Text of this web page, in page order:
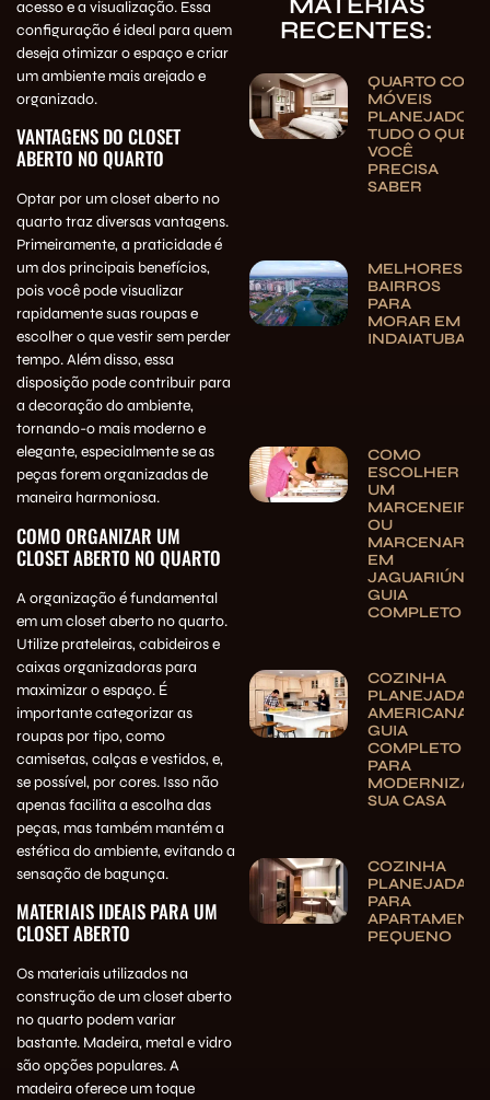
acesso e a visualização. Essa
configuração é ideal para quem
deseja otimizar o espaço e criar
um ambiente mais arejado e
organizado.
VANTAGENS DO CLOSET
ABERTO NO QUARTO
Optar por um closet aberto no
quarto traz diversas vantagens.
Primeiramente, a praticidade é
um dos principais benefícios,
pois você pode visualizar
rapidamente suas roupas e
escolher o que vestir sem perder
tempo. Além disso, essa
disposição pode contribuir para
a decoração do ambiente,
tornando-o mais moderno e
elegante, especialmente se as
peças forem organizadas de
maneira harmoniosa.
COMO ORGANIZAR UM
CLOSET ABERTO NO QUARTO
A organização é fundamental
em um closet aberto no quarto.
Utilize prateleiras, cabideiros e
caixas organizadoras para
maximizar o espaço. É
importante categorizar as
roupas por tipo, como
camisetas, calças e vestidos, e,
se possível, por cores. Isso não
apenas facilita a escolha das
peças, mas também mantém a
estética do ambiente, evitando a
sensação de bagunça.
MATERIAIS IDEAIS PARA UM
CLOSET ABERTO
Os materiais utilizados na
construção de um closet aberto
no quarto podem variar
bastante. Madeira, metal e vidro
são opções populares. A
madeira oferece um toque
RECENTES:
QUARTO COM
MÓVEIS
PLANEJADOS:
TUDO O QUE
VOCÊ
PRECISA
SABER
MELHORES
BAIRROS
PARA
MORAR EM
INDAIATUBA
COMO
ESCOLHER
UM
MARCENEIRO
OU
MARCENARIA
EM
JAGUARIÚNA:
GUIA
COMPLETO
COZINHA
PLANEJADA
AMERICANA:
GUIA
COMPLETO
PARA
MODERNIZAR
SUA CASA
COZINHA
PLANEJADA
PARA
PEQUENO